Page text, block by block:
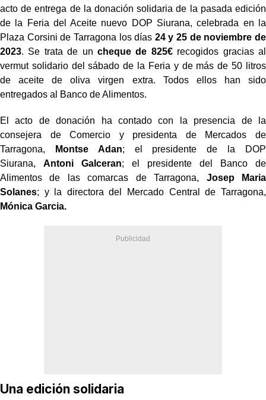
acto de entrega de la donación solidaria de la pasada edición
de la Feria del Aceite nuevo DOP Siurana, celebrada en la
Plaza Corsini de Tarragona los días 24 y 25 de noviembre de
2023. Se trata de un cheque de 825€recogidos gracias al
vermut solidario del sábado de la Feria y de más de 50 litros
de aceite de oliva virgen extra. Todos ellos han sido
entregados al Banco de Alimentos.
El acto de donación ha contado con la presencia de la
consejera de Comercio y presidenta de Mercados de
Tarragona,
Montse Adan; el presidente de la DOP
Siurana, Antoni Galceran; el presidente del Banco de
Alimentos de las comarcas de Tarragona, Josep Maria
Solanes; y la directora del Mercado Central de Tarragona,
Mónica Garcia.
Una edición solidaria